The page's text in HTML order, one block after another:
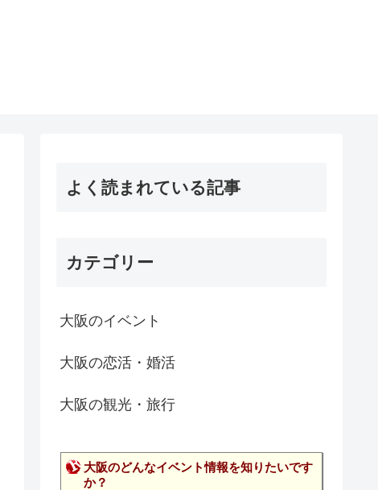
よく読まれている記事
カテゴリー
大阪のイベント
大阪の恋活・婚活
大阪の観光・旅行
大阪のどんなイベント情報を知りたいです
か？